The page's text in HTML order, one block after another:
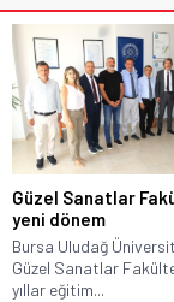
Güzel Sanatlar
yeni dönem
Bursa Uludağ
Güzel Sanatlar
yıllar eğitim...